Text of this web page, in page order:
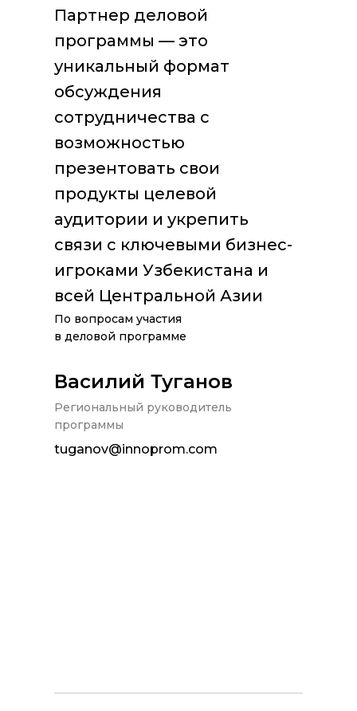
Партнер деловой
программы — это
уникальный формат
обсуждения
сотрудничества с
возможностью
презентовать свои
продукты целевой
аудитории и укрепить
связи с ключевыми бизнес-
игроками Узбекистана и
всей Центральной Азии
По вопросам участия
в деловой программе
Василий Туганов
Региональный руководитель
программы
tuganov@innoprom.com
УЧАСТИЕ В ВЫСТАВКЕ:
ПЛОЩАДЬ ДЛЯ
КРУПНОГАБАРИТНОЙ
ТЕХНИКИ